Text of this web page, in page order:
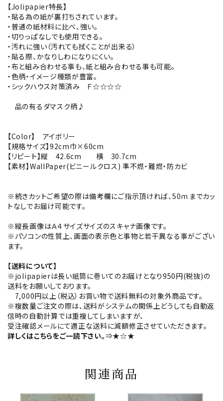
【Jolipapier特長】
・貼る為の紙が裏打ちされています。
・普通の紙材料に比べ、強い。
・切りっぱなしでも使用できる。
・汚れに強い（汚れても拭くことが出来る）
・貼る際、かなりしわになりにくい。
・布と組み合わせる事も、紙と組み合わせる事も可能。
・色柄・イメージ種類が豊富。
・シックハウス対策済み Ｆ☆☆☆☆
品の有るダマスク柄♪
【Color】 アイボリー
【規格サイズ】92cm巾×60cm
【リピート】縦 42.6cm 横 30.7cm
【素材】WallPaper(ビニールクロス) 準不燃・難燃・防カビ
※続きカットご希望の際は備考欄にご指示頂ければ、50ｍまでカッ
トなしでお届け可能です。
※縦長画像はＡ４サイズサイズのスキャナ画像です。
※パソコンの性質上、画面の表示色と事物と若干異なる事がござい
ます。
【送料について】
※jolipapierは長い紙筒に巻いてのお届けとなり950円(税抜)の
送料をお願いしております。
7,000円以上（税込）お買い物で送料無料の対象外商品です。
※複数量ご注文の際は、送料がシステムの関係上どうしても自動返
信時の自動計算では重複してしまいますが、
受注確認メールにて適正な送料に減額修正させていただきます。
詳しくはこちらをご一読下さい。⇒★☆★
関連商品